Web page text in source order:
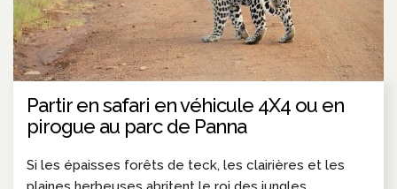
Partir en safari en véhicule 4X4 ou en
pirogue au parc de Panna
Si les épaisses forêts de teck, les clairières et les